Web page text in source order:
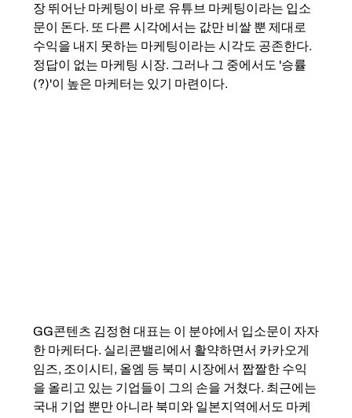
장 뛰어난 마케팅이 바로 유튜브 마케팅이라는 입소
문이 돈다. 또 다른 시각에서는 값만 비쌀 뿐 제대로
수익을 내지 못하는 마케팅이라는 시각도 공존한다.
정답이 없는 마케팅 시장. 그러나 그 중에서도 '승률
(?)'이 높은 마케터는 있기 마련이다.
GG콘텐츠 김정현 대표는 이 분야에서 입소문이 자자
한 마케터다. 실리콘밸리에서 활약하면서 카카오게
임즈, 조이시티, 올엠 등 북미 시장에서 짭짤한 수익
을 올리고 있는 기업들이 그의 손을 거쳤다. 최근에는
국내 기업 뿐만 아니라 북미와 일본지역에서도 마케